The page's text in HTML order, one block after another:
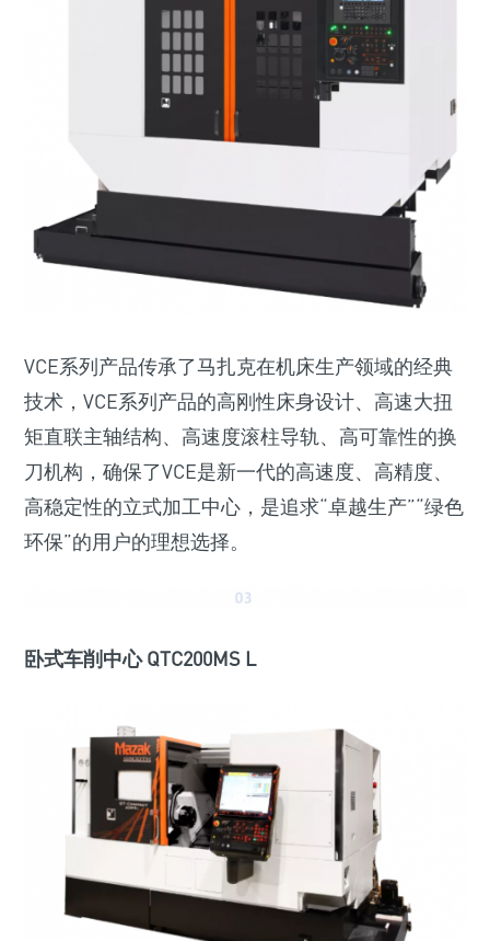
VCE系列产品传承了马扎克在机床生产领域的经典
技术，VCE系列产品的高刚性床身设计、高速大扭
矩直联主轴结构、高速度滚柱导轨、高可靠性的换
刀机构，确保了VCE是新一代的高速度、高精度、
高稳定性的立式加工中心，是追求“卓越生产”“绿色
环保”的用户的理想选择。
卧式车削中心 QTC200MS L